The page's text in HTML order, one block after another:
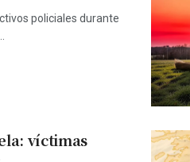
policiales durante
víctimas